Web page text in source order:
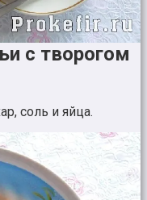
с творогом
соль и яйца.